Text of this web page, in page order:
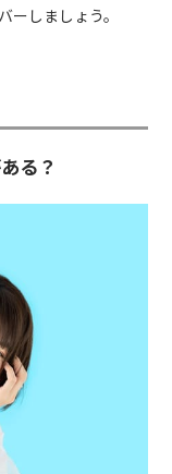
しましょう。
る？